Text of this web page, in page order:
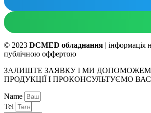
© 2023 DCMED обладнання | інформація
публічною оффертою
ЗАЛИШТЕ ЗАЯВКУ І МИ
ПРОДУКЦІЇ І ПРОКОНСУЛЬТУЄМО ВАС
Name
Tel